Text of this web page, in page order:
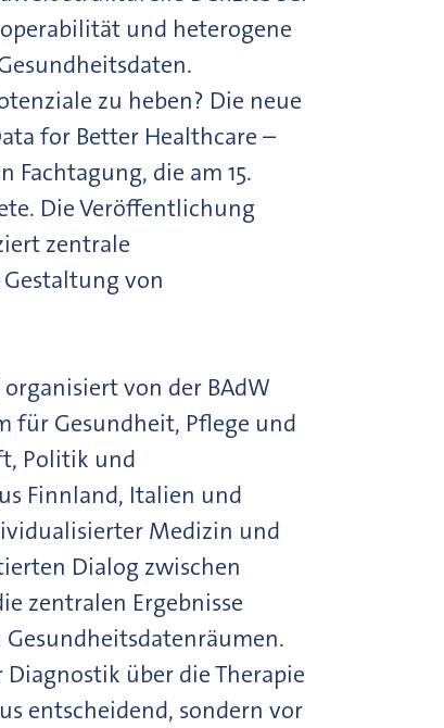
und heterogene
zu heben? Die neue
for Better Healthcare –
die am 15.
Die Veröffentlichung
zentrale
von
organisiert von der BAdW
für Gesundheit, Pflege und
Politik und
Finnland, Italien und
Medizin und
Dialog zwischen
zentralen Ergebnisse
über die Therapie
entscheidend, sondern vor